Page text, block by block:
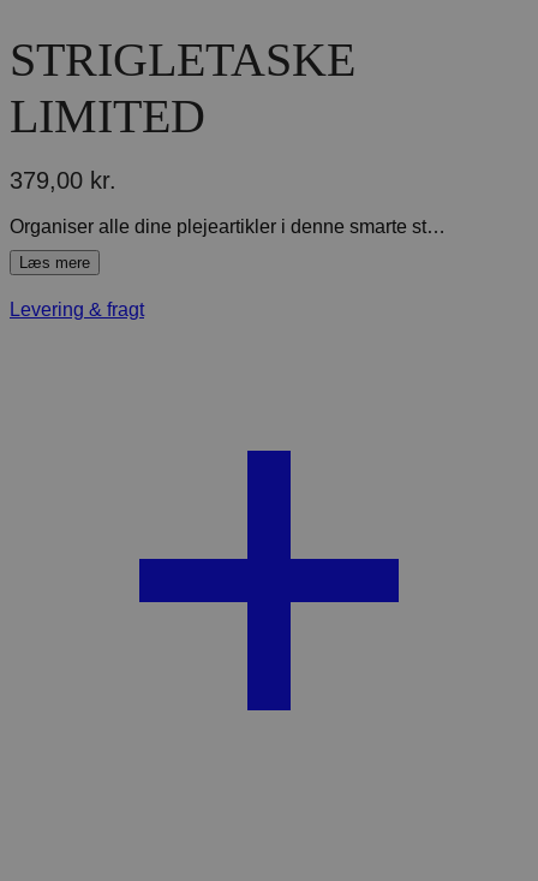
STRIGLETASKE
LIMITED
379,00 kr.
Organiser alle dine plejeartikler i denne smarte strigletaske. Håndtaget i toppen og det praktiske bærehåndtag gør det nemt at tage tasken med sig. Tasken er lavet i et flot skinnende stof og dekoreret med et zigzag mønster og Q-pin. Derudover kan du organisere tasken, som du vil, takket være de justerbare rum. Kort sagt et must-have til stalden. Stofsammensætning: polyester Stor strigletaske med tilpassede rum Dekoreret med zigzag mønster og Q-pin Fremstillet i et flot et skinnende stof Udstyret med praktisk håndtag og aftageligt bærehåndtag Med lynlåslomme på indersiden af ​​klappen Mål: 30x40x20 cm (LxBxH) Kapacitet: 24L
Levering & fragt